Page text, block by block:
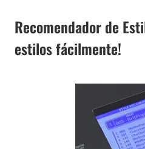
Recomendador de
estilos fácilmente!